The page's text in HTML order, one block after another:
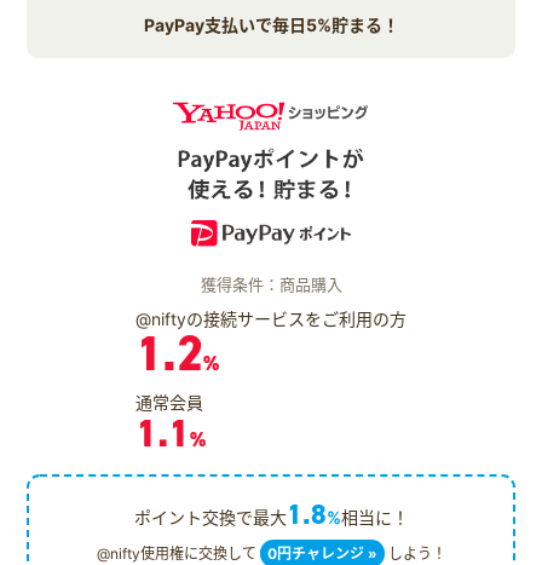
PayPay支払いで毎日5%貯まる！
獲得条件：商品購入
@niftyの接続サービスをご利用の方
1.2%
通常会員
1.1 %
ポイント交換で最大1.8%相当に！
@nifty使用権に交換して 0円チャレンジ » しよう！